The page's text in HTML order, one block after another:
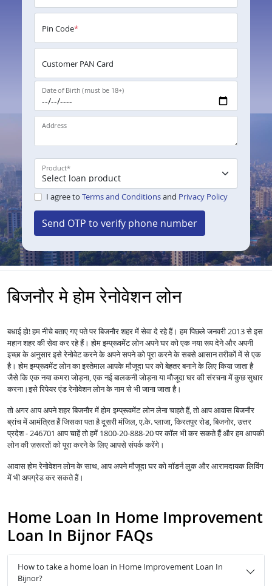
Pin Code*
Customer PAN Card
Date of Birth (must be 18+)
Address
Product*
I agree to Terms and Conditionsand Privacy Policy
Send OTP to verify phone number
बिजनौर मे होम रेनोवेशन लोन
बधाई हो! हम नीचे बताए गए पते पर बिजनौर शहर में सेवा दे रहे हैं। हम पिछले जनवरी 2013 से इस
महान शहर की सेवा कर रहे हैं।होम इम्प्रूवमेंट लोन अपने घर को एक नया रूप देने और अपनी
इच्छा के अनुसार इसे रेनोवेट करने के अपने सपने को पूरा करने के सबसे आसान तरीकों में से एक
है।होम इम्प्रूवमेंट लोन का इस्तेमाल आपके मौजूदा घर को बेहतर बनाने के लिए किया जाता है
जैसे कि एक नया कमरा जोड़ना, एक नई बालकनी जोड़ना या मौजूदा घर की संरचना में कुछ सुधार
करना।इसे रिपेयर एंड रेनोवेशन लोन के नाम से भी जाना जाता है।
तो अगर आप अपने शहर बिजनौर मेंहोम इम्प्रूवमेंट लोनलेना चाहते हैं, तो आप आवास बिजनौर
ब्रांच में आमंत्रित हैं जिसका पता है दूसरी मंजिल, ए.के. प्लाजा, किरतपुर रोड, बिजनोर, उत्तर
प्रदेश - 246701 आप चाहें तो हमें 1800-20-888-20 पर कॉल भी कर सकते हैं और हम आपकी
लोन की ज़रूरतों को पूरा करने के लिए आपसे संपर्क करेंगे।
आवास होम रेनोवेशन लोन के साथ, आप अपने मौजूदा घर को मॉडर्न लुक और आरामदायक लिविंग
में भी अपग्रेड कर सकते हैं।
Home Loan In Home Improvement
Loan In Bijnor FAQs
How to take a home loan in Home Improvement Loan In
Bijnor?